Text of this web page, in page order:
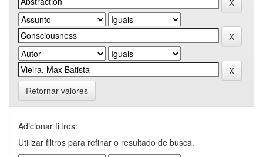
Retornar valores
Adicionar filtros:
Utilizar filtros para refinar o resultado de busca.